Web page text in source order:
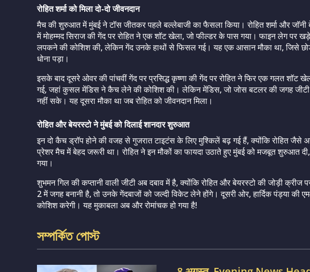
रोहित शर्मा को मिला दो-दो जीवनदान
मैच की शुरुआत में मुंबई ने टॉस जीतकर पहले बल्लेबाजी का फैसला किया। रोहित शर्मा और
में मोहम्मद सिराज की गेंद पर रोहित ने एक शॉट खेला, जो फील्डर के पास गया। फाइन लेग पर
लपकने की कोशिश की, लेकिन गेंद उनके हाथों से फिसल गई। यह एक आसान मौका था, जिसे
धोना पड़ा।
इसके बाद दूसरे ओवर की पांचवीं गेंद पर प्रसिद्ध कृष्णा की गेंद पर रोहित ने फिर एक गलत
गई, जहां कुसल मेंडिस ने कैच लेने की कोशिश की। लेकिन मेंडिस, जो जोस बटलर की जगह
नहीं सके। यह दूसरा मौका था जब रोहित को जीवनदान मिला।
रोहित और बेयरस्टो ने मुंबई को दिलाई शानदार शुरुआत
इन दो कैच ड्रॉप होने की वजह से गुजरात टाइटंस के लिए मुश्किलें बढ़ गई हैं, क्योंकि रोहित जैसे
प्रेशर मैच में बेहद जरूरी था। रोहित ने इन मौकों का फायदा उठाते हुए मुंबई को मजबूत
गया।
शुभमन गिल की कप्तानी वाली जीटी अब दबाव में है, क्योंकि रोहित और बेयरस्टो की जोड़ी क्रीज
2 में जगह बनानी है, तो उनके गेंदबाजों को जल्दी विकेट लेने होंगे। दूसरी ओर, हार्दिक पंड्या
कोशिश करेगी। यह मुकाबला अब और रोमांचक हो गया है!
সম্পর্কিত পোস্ট